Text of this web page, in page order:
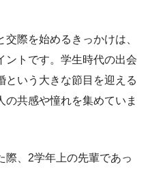
際を始めるきっかけは、
ントです。学生時代の出会
という大きな節目を迎える
の共感や憧れを集めていま
際、2学年上の先輩であっ